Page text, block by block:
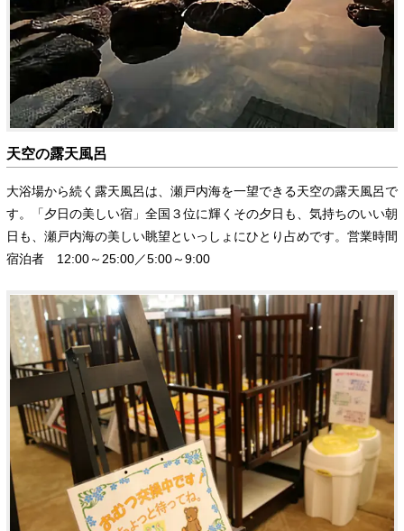
天空の露天風呂
大浴場から続く露天風呂は、瀬戸内海を一望できる天空の露天風呂で
す。「夕日の美しい宿」全国３位に輝くその夕日も、気持ちのいい朝
日も、瀬戸内海の美しい眺望といっしょにひとり占めです。営業時間
宿泊者 12:00～25:00／5:00～9:00